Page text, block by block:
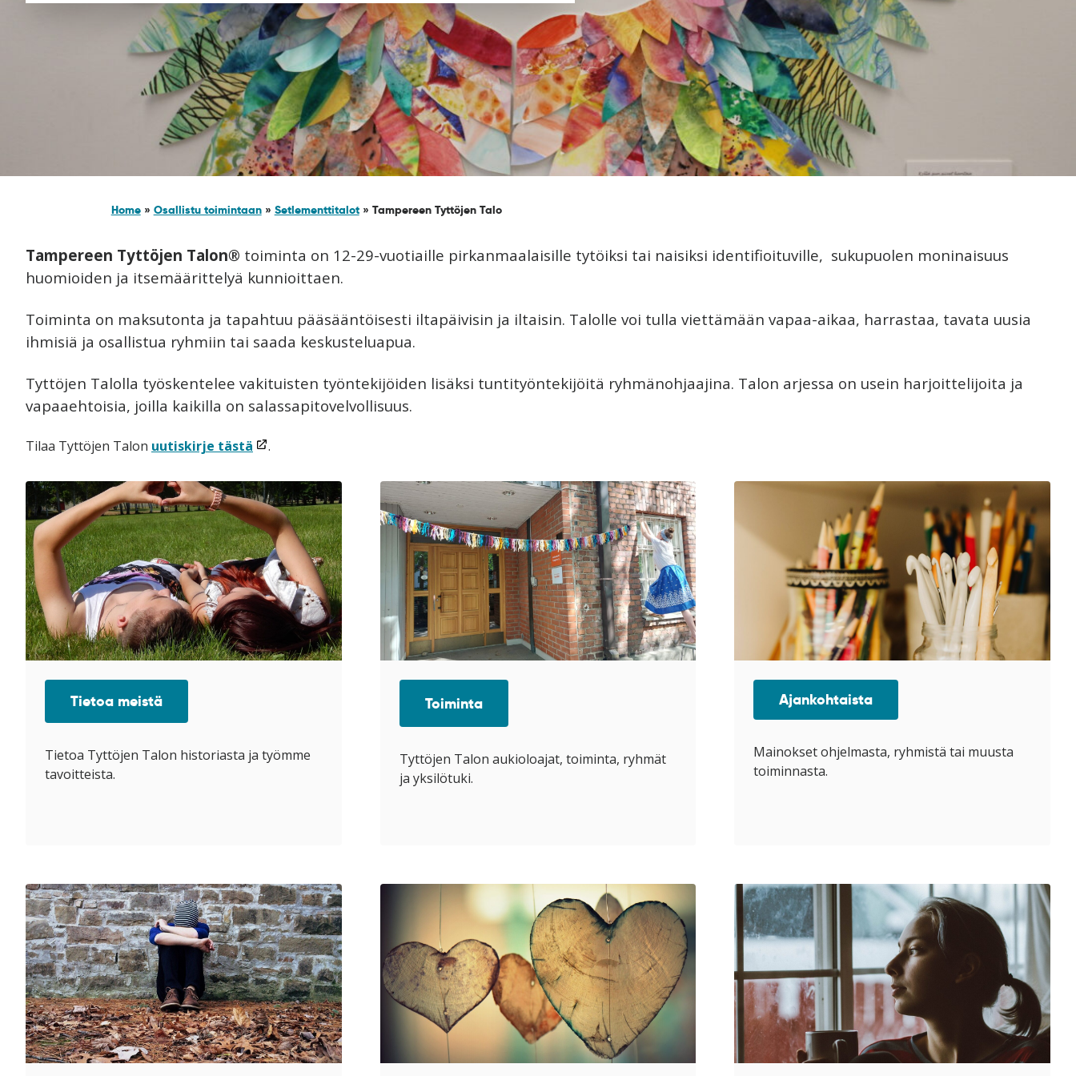
Home» Osallistu toimintaan» Setlementtitalot» Tampereen Tyttöjen Talo
Tampereen Tyttöjen Talon® toiminta on 12-29-vuotiaille pirkanmaalaisille tytöiksi tai naisiksi identifioituville, sukupuolen moninaisuus
huomioiden ja itsemäärittelyä kunnioittaen.
Toiminta on maksutonta ja tapahtuu pääsääntöisesti iltapäivisin ja iltaisin. Talolle voi tulla viettämään vapaa-aikaa, harrastaa, tavata uusia
ihmisiä ja osallistua ryhmiin tai saada keskusteluapua.
Tyttöjen Talolla työskentelee vakituisten työntekijöiden lisäksi tuntityöntekijöitä ryhmänohjaajina. Talon arjessa on usein harjoittelijoita ja
vapaaehtoisia, joilla kaikilla on salassapitovelvollisuus.
Tilaa Tyttöjen Talon uutiskirje tästä (linkki
uuteen
ikkunaan)
.
Tietoa meistä
Tietoa Tyttöjen Talon historiasta ja työmme
tavoitteista.
Toiminta
Tyttöjen Talon aukioloajat, toiminta, ryhmät
ja yksilötuki.
Ajankohtaista
Mainokset ohjelmasta, ryhmistä tai muusta
toiminnasta.